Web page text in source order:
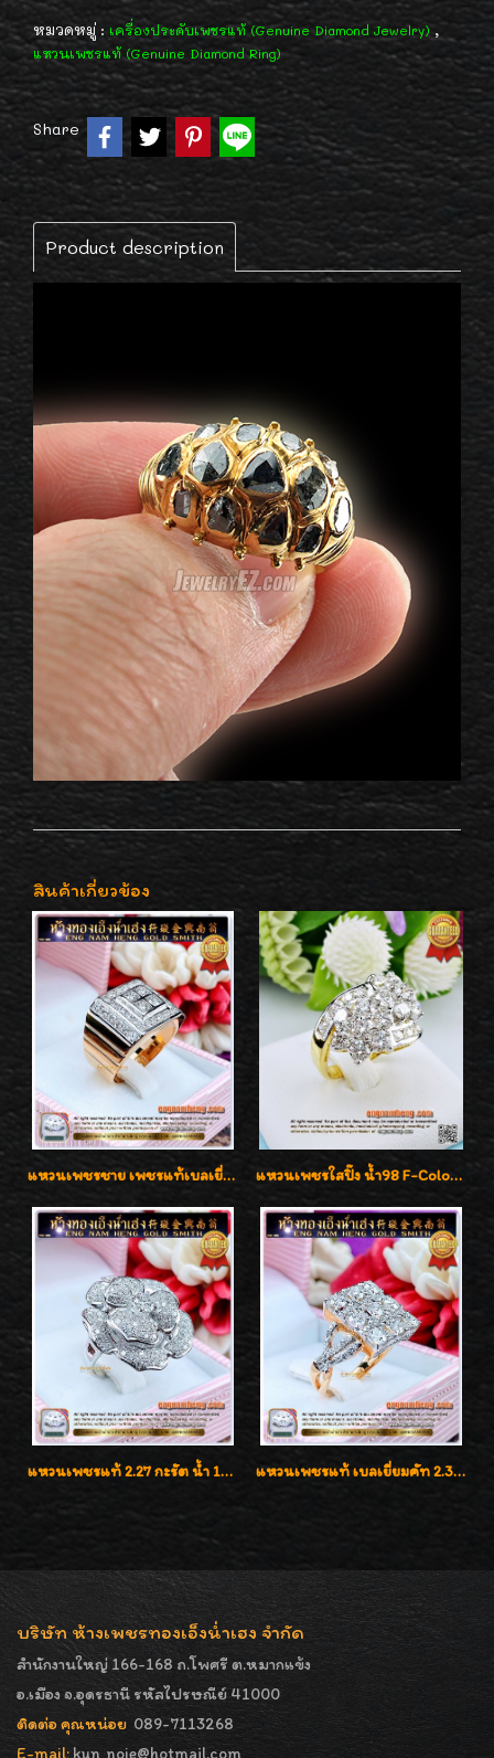
หมวดหมู่ : เครื่องประดับเพชรแท้ (Genuine Diamond Jewelry) ,
แหวนเพชรแท้ (Genuine Diamond Ring)
Share
Product description
สินค้าเกี่ยวข้อง
แหวนเพชรชาย เพชรแท้เบลเยี่ยมคัท น้ำ100% D-Color/VVS 2.46 กะรัต แหวนเพชรใสปิ๊ง น้ำ98 F-Color/VVS1 น้ำหนักเพชรรวม 2.56 กะรัต ใส่เต็มนิ้วเพชรเป็นน้ำเป็นเนื้อสวยมากๆค่ะ
แหวนเพชรแท้ 2.27 กะรัต น้ำ 100% เบลเยี่ยมคัท ลวดลายดอกกุหลาบหรู แหวนเพชรแท้ เบลเยี่ยมคัท 2.39 กะรัต น้ำ 98 F-Color/VVS ดีไซน์หน้ากว้างหรูเต็มนิ้ว
บริษัท ห้างเพชรทองเอ็งน่ำเฮง จำกัด
สำนักงานใหญ่ 166-168 ถ.โพศรี ต.หมากแข้ง
อ.เมือง จ.อุดรธานี รหัสไปรษณีย์ 41000
ติดต่อ คุณหน่อย 089-7113268
E-mail: kun_noie@hotmail.com